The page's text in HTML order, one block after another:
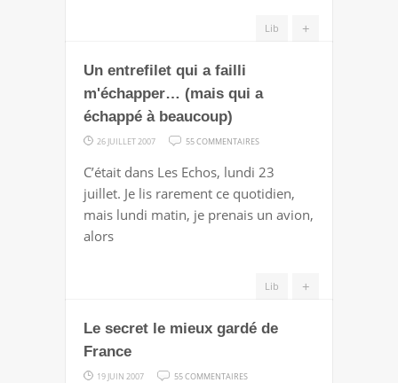
+
Lib
Un entrefilet qui a failli
m'échapper… (mais qui a
échappé à beaucoup)
26 JUILLET 2007 55 COMMENTAIRES
ENTREFILET
QUI
A
(MAIS
A
C’était dans Les Echos, lundi 23
juillet. Je lis rarement ce quotidien,
mais lundi matin, je prenais un avion,
alors
+
Lib
Le secret le mieux gardé de
France
19 JUIN 2007 55 COMMENTAIRES